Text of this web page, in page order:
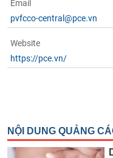
Email
pvfcco-central@pce.vn
Website
https://pce.vn/